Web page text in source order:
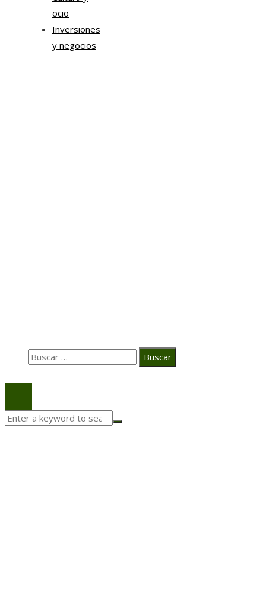
ocio
Inversiones
y negocios
Buscar: